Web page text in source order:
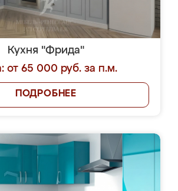
Кухня "Фрида"
от 65 000 руб. за п.м.
ПОДРОБНЕЕ